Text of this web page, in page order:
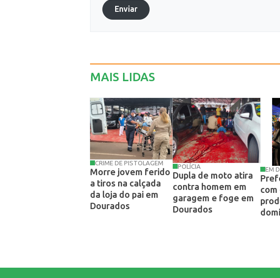
Enviar
MAIS LIDAS
CRIME DE PISTOLAGEM
Morre jovem ferido
a tiros na calçada
da loja do pai em
Dourados
POLÍCIA
Dupla de moto atira
contra homem em
garagem e foge em
Dourados
EM
com